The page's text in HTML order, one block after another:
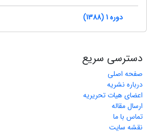
دوره 1 (1388)
دسترسی سریع
صفحه اصلی
درباره نشریه
اعضای هیات تحریریه
ارسال مقاله
تماس با ما
نقشه سایت